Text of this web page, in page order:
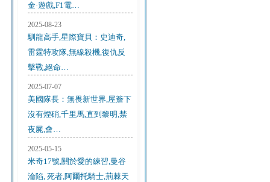
金·遊戲,F1電…
2025-08-23
馴龍高手,星際寶貝：史迪奇,
雷霆特攻隊,無線殺機,復仇反
擊戰,絕命…
2025-07-07
美國隊長：無畏新世界,屋簷下
沒有煙硝,千里馬,直到黎明,禁
夜屍,會…
2025-05-15
米奇17號,關於愛的練習,曼谷
淪陷, 死者,阿爾托騎士,荊棘天